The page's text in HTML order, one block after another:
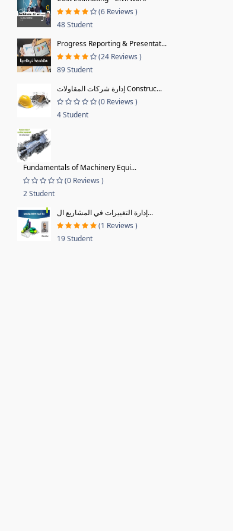
(6 Reviews )
48 Student
Progress Reporting & Presentat...
(24 Reviews )
89 Student
إدارة شركات المقاولات Construc...
(0 Reviews )
4 Student
Fundamentals of Machinery Equi...
(0 Reviews )
2 Student
إدارة التغييرات في المشاريع ال...
(1 Reviews )
19 Student